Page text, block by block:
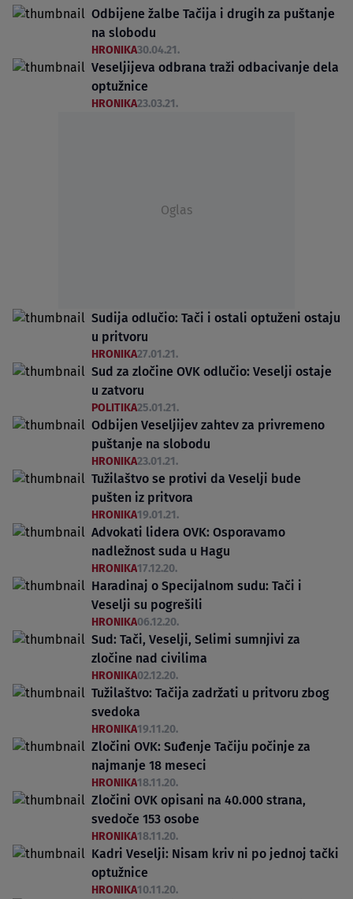
Odbijene žalbe Tačija i drugih za puštanje
na slobodu
HRONIKA30.04.21.
Veseljijeva odbrana traži odbacivanje dela
optužnice
HRONIKA23.03.21.
Oglas
Sudija odlučio: Tači i ostali optuženi ostaju
u pritvoru
HRONIKA27.01.21.
Sud za zločine OVK odlučio: Veselji ostaje
u zatvoru
POLITIKA25.01.21.
Odbijen Veseljijev zahtev za privremeno
puštanje na slobodu
HRONIKA23.01.21.
Tužilaštvo se protivi da Veselji bude
pušten iz pritvora
HRONIKA19.01.21.
Advokati lidera OVK: Osporavamo
nadležnost suda u Hagu
HRONIKA17.12.20.
Haradinaj o Specijalnom sudu: Tači i
Veselji su pogrešili
HRONIKA06.12.20.
Sud: Tači, Veselji, Selimi sumnjivi za
zločine nad civilima
HRONIKA02.12.20.
Tužilaštvo: Tačija zadržati u pritvoru zbog
svedoka
HRONIKA19.11.20.
Zločini OVK: Suđenje Tačiju počinje za
najmanje 18 meseci
HRONIKA18.11.20.
Zločini OVK opisani na 40.000 strana,
svedoče 153 osobe
HRONIKA18.11.20.
Kadri Veselji: Nisam kriv ni po jednoj tački
optužnice
HRONIKA10.11.20.